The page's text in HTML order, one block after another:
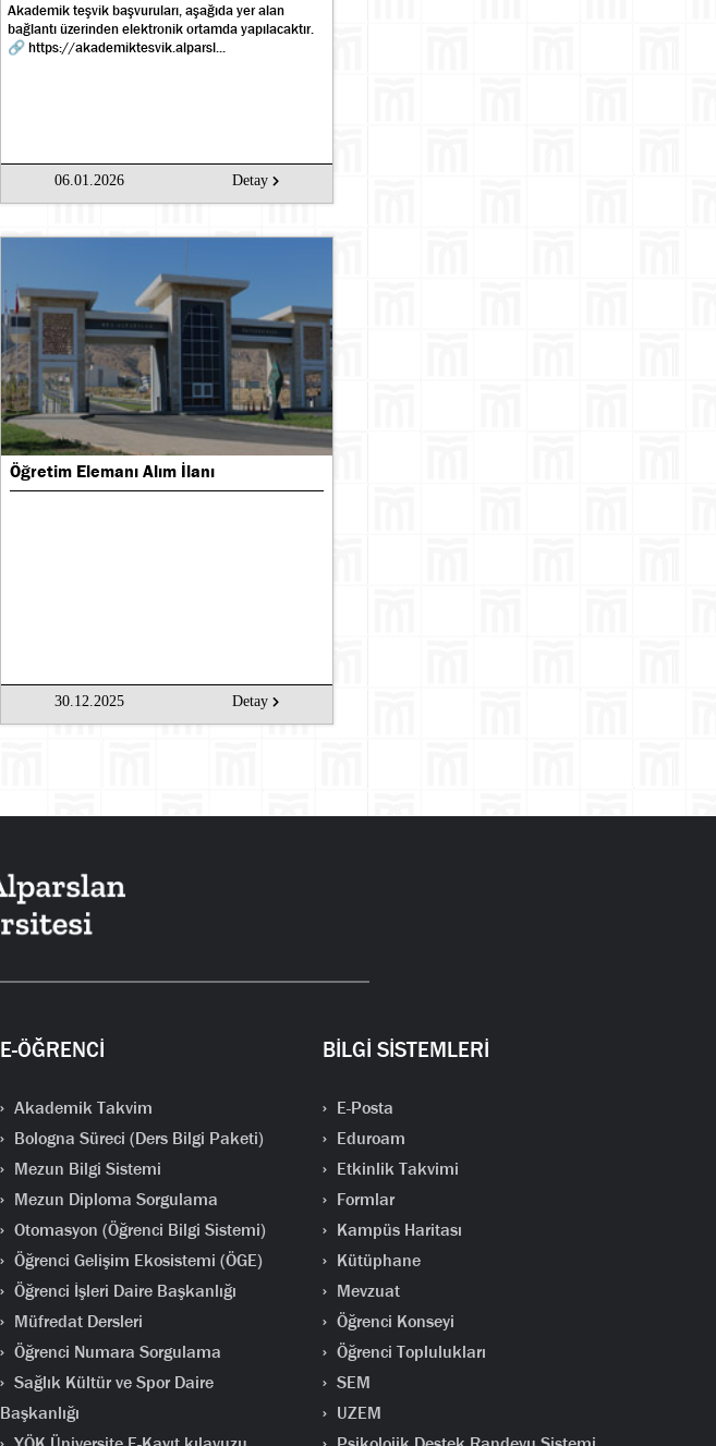
Akademik teşvik başvuruları, aşağıda yer alan
bağlantı üzerinden elektronik ortamda yapılacaktır.
🔗 https://akademiktesvik.alparsl...
06.01.2026 Detay
Öğretim Elemanı Alım İlanı
30.12.2025 Detay
E-ÖĞRENCİ
Akademik Takvim
Bologna Süreci (Ders Bilgi Paketi)
Mezun Bilgi Sistemi
Mezun Diploma Sorgulama
Otomasyon (Öğrenci Bilgi Sistemi)
Öğrenci Gelişim Ekosistemi (ÖGE)
Öğrenci İşleri Daire Başkanlığı
Müfredat Dersleri
Öğrenci Numara Sorgulama
Sağlık Kültür ve Spor Daire
Başkanlığı
BİLGİ SİSTEMLERİ
E-Posta
Eduroam
Etkinlik Takvimi
Formlar
Kampüs Haritası
Kütüphane
Mevzuat
Öğrenci Konseyi
Öğrenci Toplulukları
SEM
UZEM